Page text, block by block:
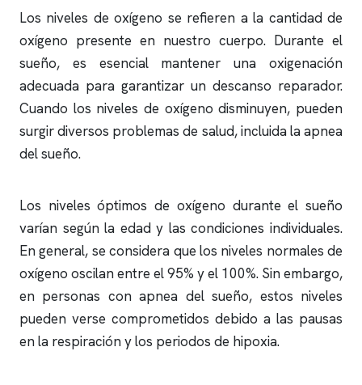
Los niveles de oxígeno se refieren a la cantidad de
oxígeno presente en nuestro cuerpo. Durante el
sueño, es esencial mantener una oxigenación
adecuada para garantizar un descanso reparador.
Cuando los niveles de oxígeno disminuyen, pueden
surgir diversos problemas de salud, incluida laapnea
del sueño.
Los niveles óptimos de oxígeno durante el sueño
varían según la edad y las condiciones individuales.
En general, se considera que los niveles normales de
oxígeno oscilan entre el 95% y el 100%. Sin embargo,
en personas conapnea del sueño, estos niveles
pueden verse comprometidos debido a las pausas
en la respiración y los periodos de hipoxia.